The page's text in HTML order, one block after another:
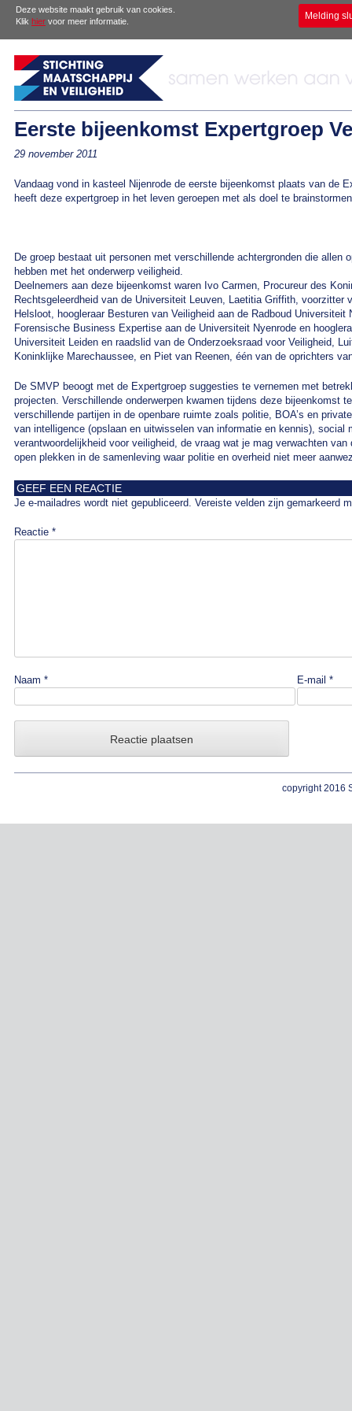
Deze website maakt gebruik van cookies.
Klik hier voor meer informatie. Melding
Eerste bijeenkomst Expertgroep
29 november 2011
Vandaag vond in kasteel Nijenrode de eerste bijeenkomst plaats van de
heeft deze expertgroep in het leven geroepen met als doel te
De groep bestaat uit personen met verschillende achtergronden die allen
hebben met het onderwerp veiligheid.
Deelnemers aan deze bijeenkomst waren Ivo Carmen, Procureur des
Rechtsgeleerdheid van de Universiteit Leuven, Laetitia Griffith, voorzitter
Helsloot, hoogleraar Besturen van Veiligheid aan de Radboud Universiteit
Forensische Business Expertise aan de Universiteit Nyenrode en
Universiteit Leiden en raadslid van de Onderzoeksraad voor Veiligheid,
Koninklijke Marechaussee, en Piet van Reenen, één van de oprichters
De SMVP beoogt met de Expertgroep suggesties te vernemen met
projecten. Verschillende onderwerpen kwamen tijdens deze bijeenkomst
verschillende partijen in de openbare ruimte zoals politie, BOA’s en
van intelligence (opslaan en uitwisselen van informatie en kennis), social
verantwoordelijkheid voor veiligheid, de vraag wat je mag verwachten
open plekken in de samenleving waar politie en overheid niet meer
GEEF EEN REACTIE
Je e-mailadres wordt niet gepubliceerd. Vereiste velden zijn gemarkeerd
Reactie *
Naam * E-mail *
copyright 2016